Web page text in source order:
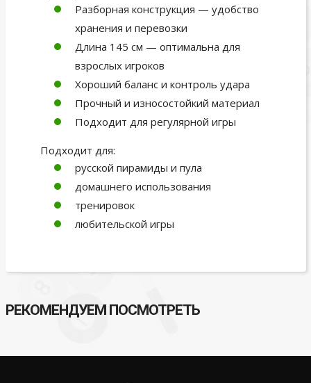
Разборная конструкция — удобство
хранения и перевозки
Длина 145 см — оптимальна для
взрослых игроков
Хороший баланс и контроль удара
Прочный и износостойкий материал
Подходит для регулярной игры
Подходит для:
русской пирамиды и пула
домашнего использования
тренировок
любительской игры
РЕКОМЕНДУЕМ ПОСМОТРЕТЬ